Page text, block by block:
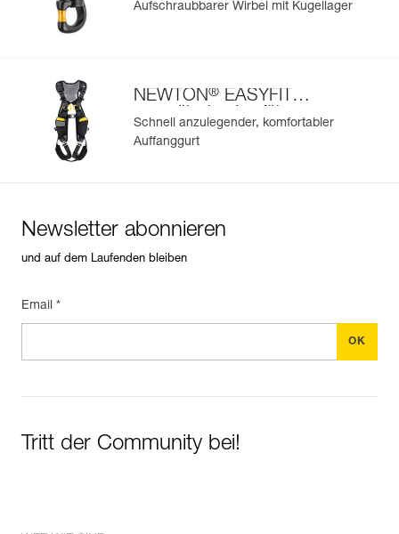
Aufschraubbarer Wirbel mit Kugellager
NEWTON® EASYFIT
europäische Ausführung
Schnell anzulegender, komfortabler
Auffanggurt
Newsletter abonnieren
und auf dem Laufenden bleiben
Email *
Tritt der Community bei!